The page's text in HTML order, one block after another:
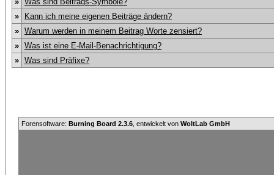
»
Kann ich meine eigenen Beiträge ändern?
» Warum werden in meinem Beitrag Worte zensiert?
» Was ist eine E-Mail-Benachrichtigung?
» Was sind Präfixe?
Forensoftware: Burning Board 2.3.6 , entwickelt von WoltLab GmbH